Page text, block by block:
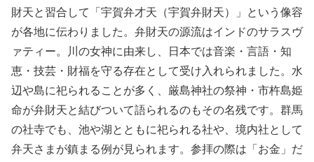
財天と習合して「宇賀弁才天（宇賀弁財天）」という像容
が各地に伝わりました。弁財天の源流はインドのサラスヴ
ァティー。川の女神に由来し、日本では音楽・言語・知
恵・技芸・財福を守る存在として受け入れられました。水
辺や島に祀られることが多く、厳島神社の祭神・市杵島姫
命が弁財天と結びついて語られるのもその名残です。群馬
の社寺でも、池や湖とともに祀られる社や、境内社として
弁天さまが鎮まる例が見られます。参拝の際は「お金」だ